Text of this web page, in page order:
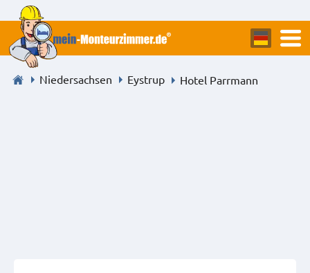
Niedersachsen Eystrup Hotel Parrmann